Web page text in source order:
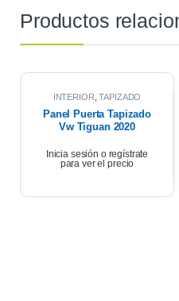
Productos
INTERIOR ,TAPIZADO
Panel Puerta Tapizado
Vw Tiguan 2020
Inicia sesión o regístrate
para ver el precio